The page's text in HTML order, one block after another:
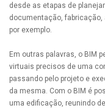
desde as etapas de
documentação,
por exemplo.
Em outras palavras, o BIM
virtuais precisos de uma
passando pelo projeto e
da mesma. Com o BIM é
uma edificação, reunindo